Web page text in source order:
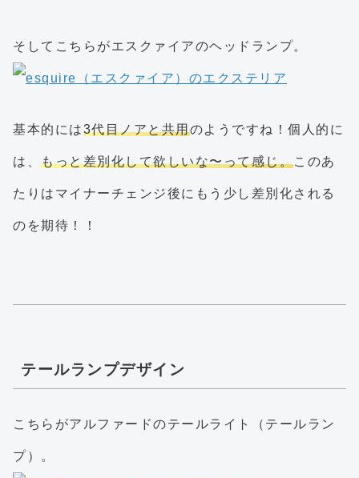
そしてこちらがエスクァイアのヘッドランプ。
基本的には3代目ノアと共用のようですね！個人的に
は、 もっと差別化して欲しいな〜って感じ。このあ
たりはマイナーチェンジ後にもう少し差別化される
のを期待！！
テールランプデザイン
こちらがアルファードのテールライト（テールラン
プ）。